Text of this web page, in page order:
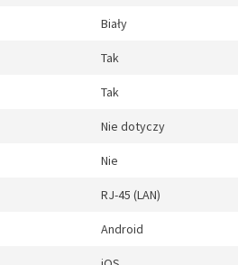
Biały
Tak
Tak
Nie dotyczy
Nie
RJ-45 (LAN)
Android